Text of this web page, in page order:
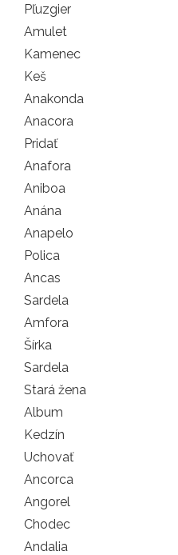
Pľuzgier
Amulet
Kamenec
Keš
Anakonda
Anacora
Pridať
Anafora
Aniboa
Anána
Anapelo
Polica
Ancas
Sardela
Amfora
Šírka
Sardela
Stará žena
Album
Kedzín
Uchovať
Ancorca
Angorel
Chodec
Andalia